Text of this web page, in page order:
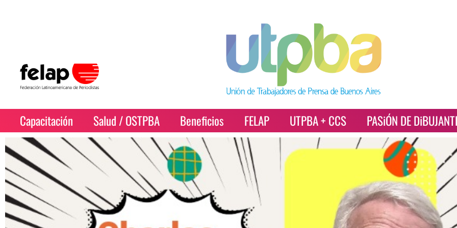
Capacitación Salud / OSTPBA Beneficios FELAP UTPBA + CCS PASiÓN DE